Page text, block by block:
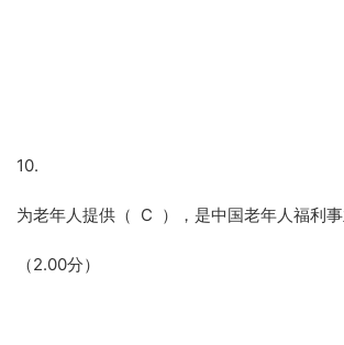
10.
为老年人提供（ C ），是中国老年人福利事
（2.00分）